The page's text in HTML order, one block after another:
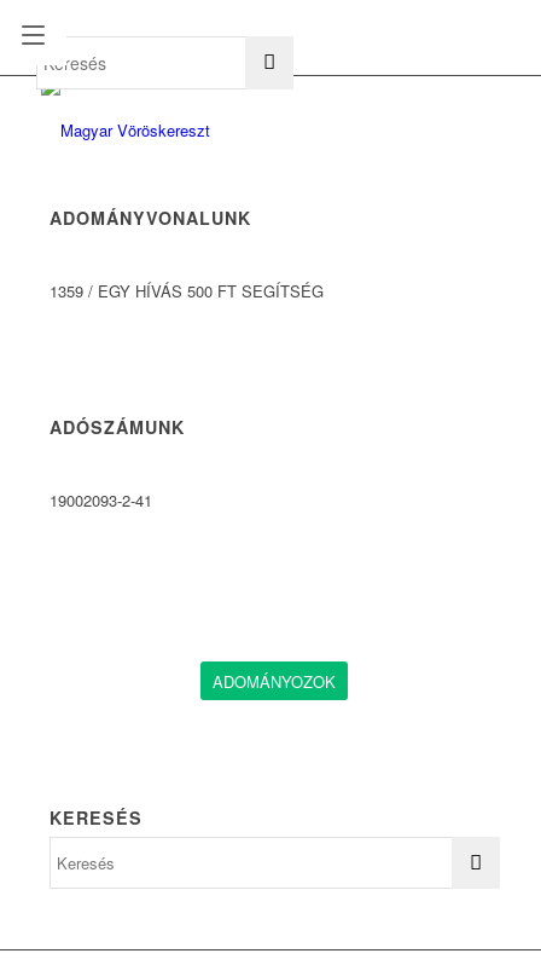
ADOMÁNYVONALUNK
1359 / EGY HÍVÁS 500 FT SEGÍTSÉG
ADÓSZÁMUNK
19002093-2-41
ADOMÁNYOZOK
KERESÉS